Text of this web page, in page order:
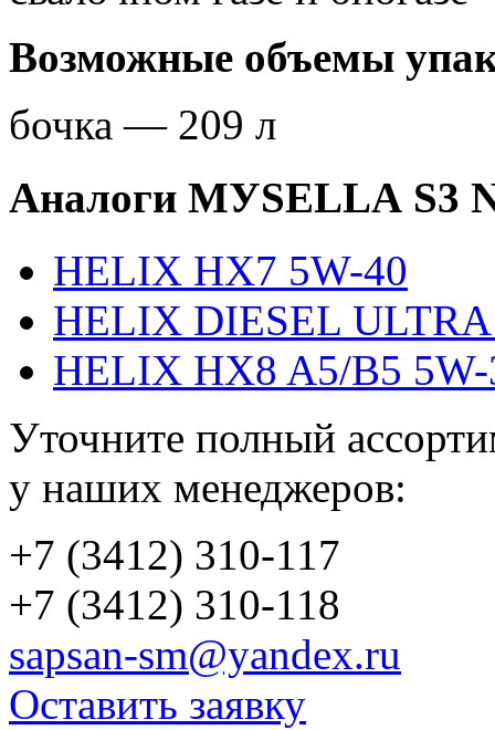
Возможные объемы
бочка — 209 л
Аналоги MУSЕLLА S3
HELIX HX7 5W-40
HELIX DIESEL
HELIX HX8 A5/B5
Уточните полный
у наших менеджеров:
+7 (3412) 310-117
+7 (3412) 310-118
sapsan-sm@yandex.ru
Оставить заявку